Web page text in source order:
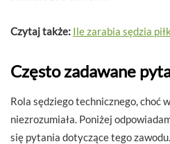
Czytaj także: Ile zarabia sędzia
Często zadawane
Rola sędziego technicznego, choć
niezrozumiała. Poniżej
się pytania dotyczące tego zawodu.